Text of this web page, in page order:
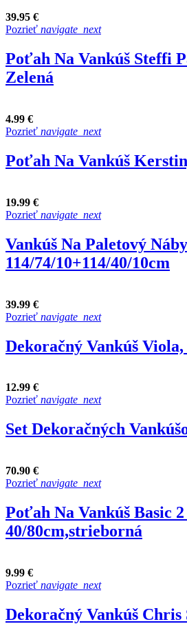
39.95 €
Pozrieť navigate_next
Poťah Na Vankúš Steffi
Zelená
4.99 €
Pozrieť navigate_next
Poťah Na Vankúš
19.99 €
Pozrieť navigate_next
Vankúš Na Paletový
114/74/10+114/40/10cm
39.99 €
Pozrieť navigate_next
Dekoračný Vankúš
12.99 €
Pozrieť navigate_next
Set Dekoračných
70.90 €
Pozrieť navigate_next
Poťah Na Vankúš Basic
40/80cm,strieborná
9.99 €
Pozrieť navigate_next
Dekoračný Vankúš Chris